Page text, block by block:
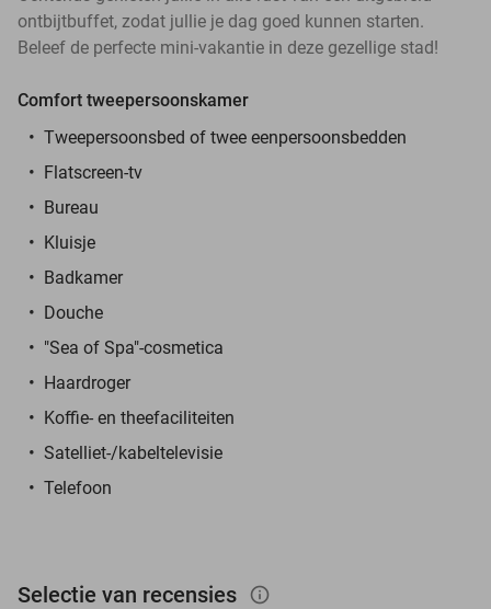
ontbijtbuffet, zodat jullie je dag goed kunnen starten.
Beleef de perfecte mini-vakantie in deze gezellige stad!
Comfort tweepersoonskamer
Tweepersoonsbed of twee eenpersoonsbedden
Flatscreen-tv
Bureau
Kluisje
Badkamer
Douche
"Sea of Spa"-cosmetica
Haardroger
Koffie- en theefaciliteiten
Satelliet-/kabeltelevisie
Telefoon
Selectie van recensies info_outlined